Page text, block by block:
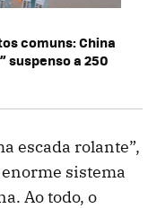
comuns: China
suspenso a 250
escada rolante”,
sistema
Ao todo, o